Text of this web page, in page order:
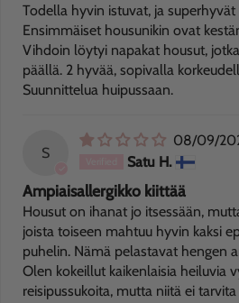
Todella hyvin istuvat, ja superhyvät
Ensimmäiset housunikin ovat
Vihdoin löytyi napakat housut,
päällä. 2 hyvää, sopivalla
Suunnittelua huipussaan.
S
08/09/
Satu H.
Ampiaisallergikko kiittää
Housut on ihanat jo itsessään,
joista toiseen mahtuu hyvin kaksi
puhelin. Nämä pelastavat hengen
Olen kokeillut kaikenlaisia heiluvia
reisipussukoita, mutta niitä ei